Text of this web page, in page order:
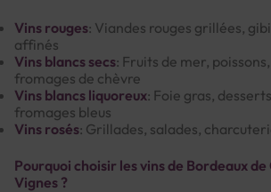
Vins rouges: Viandes rouges grillées,
affinés
Vins blancs secs: Fruits de mer,
fromages de chèvre
Vins blancs liquoreux: Foie gras,
fromages bleus
Vins rosés: Grillades, salades,
Pourquoi choisir les vins de Bordeaux
Vignes ?